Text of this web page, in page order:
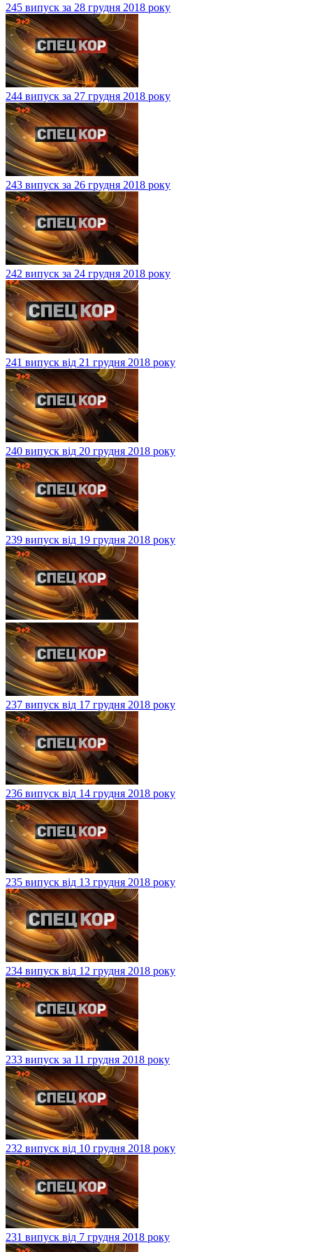
245 випуск за 28 грудня 2018 року
244 випуск за 27 грудня 2018 року
243 випуск за 26 грудня 2018 року
242 випуск за 24 грудня 2018 року
241 випуск від 21 грудня 2018 року
240 випуск від 20 грудня 2018 року
239 випуск від 19 грудня 2018 року
237 випуск від 17 грудня 2018 року
236 випуск від 14 грудня 2018 року
235 випуск від 13 грудня 2018 року
234 випуск від 12 грудня 2018 року
233 випуск за 11 грудня 2018 року
232 випуск від 10 грудня 2018 року
231 випуск від 7 грудня 2018 року